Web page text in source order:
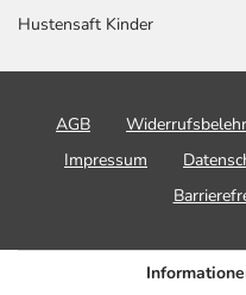
Hustensaft Kinder
AGB
Impressum